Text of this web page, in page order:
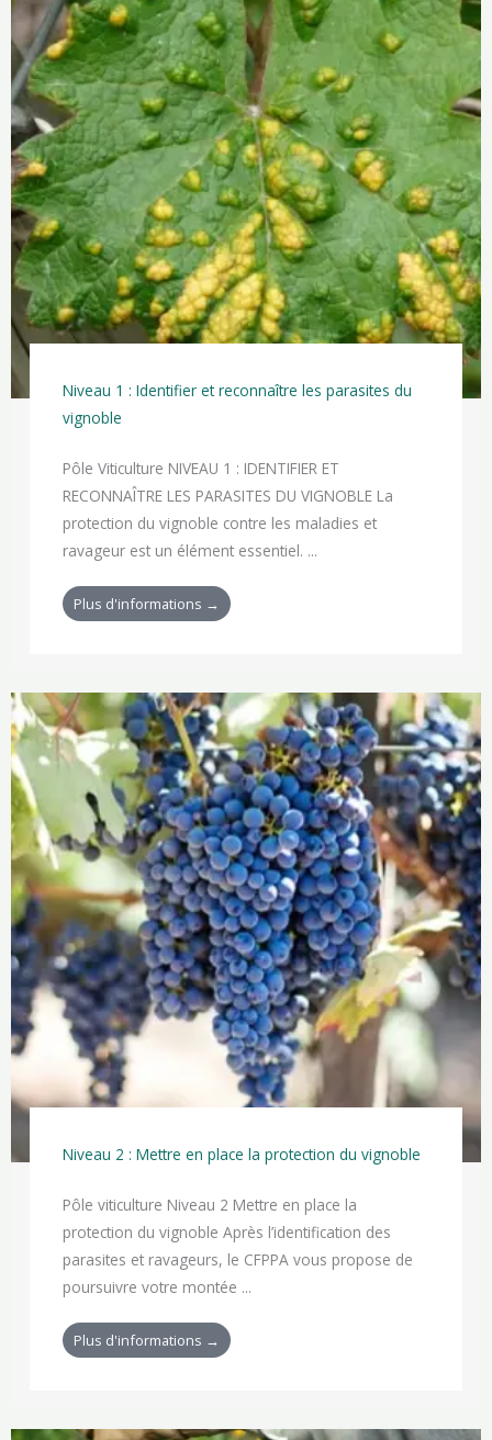
Niveau 1 : Identifier et reconnaître les parasites du
vignoble
Pôle Viticulture NIVEAU 1 : IDENTIFIER ET
RECONNAÎTRE LES PARASITES DU VIGNOBLE La
protection du vignoble contre les maladies et
ravageur est un élément essentiel. ...
Plus d'informations →
Niveau 2 : Mettre en place la protection du vignoble
Pôle viticulture Niveau 2 Mettre en place la
protection du vignoble Après l’identification des
parasites et ravageurs, le CFPPA vous propose de
poursuivre votre montée ...
Plus d'informations →